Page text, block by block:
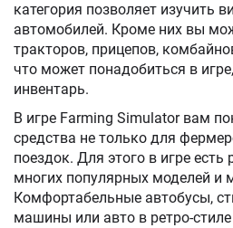
категория позволяет изучить
автомобилей. Кроме них вы
тракторов, прицепов,
что может понадобиться в
инвентарь.
В игре Farming Simulator вам
средства не только для
поездок. Для этого в игре
многих популярных моделей и
Комфортабельные автобусы,
машины или авто в ретро-